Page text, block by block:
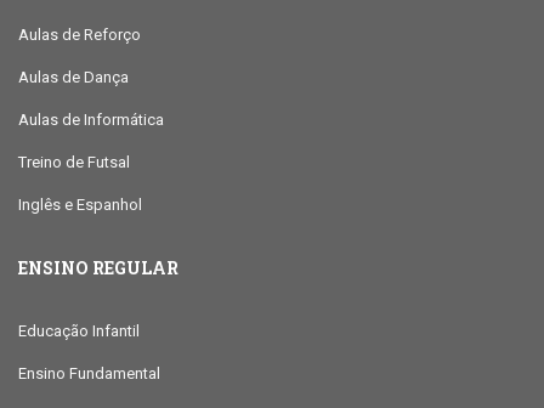
Aulas de Reforço
Aulas de Dança
Aulas de Informática
Treino de Futsal
Inglês e Espanhol
ENSINO REGULAR
Educação Infantil
Ensino Fundamental